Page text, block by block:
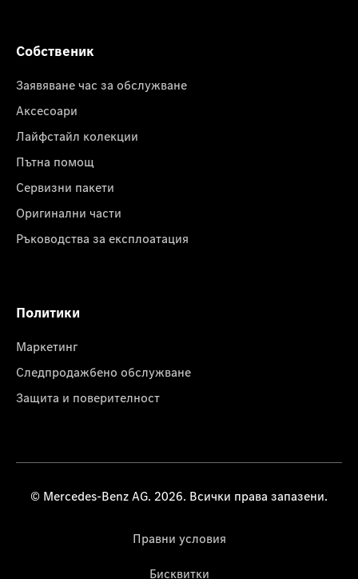
Собственик
Заявяване час за обслужване
Аксесоари
Лайфстайл колекции
Пътна помощ
Сервизни пакети
Оригинални части
Ръководства за експлоатация
Политики
Маркетинг
Следпродажбено обслужване
Защита и поверителност
© Mercedes-Benz AG. 2026. Всички права запазени.
Правни условия
Бисквитки